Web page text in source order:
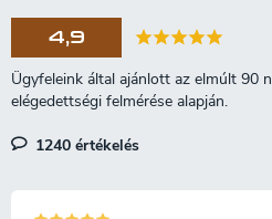
l
m
e
i
4,9
1240 értékelés